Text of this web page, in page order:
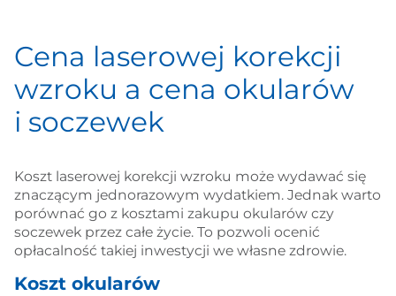
Cena laserowej korekcji
wzroku a cena okularów
i soczewek
Koszt laserowej korekcji wzroku może wydawać się
znaczącym jednorazowym wydatkiem. Jednak warto
porównać go z kosztami zakupu okularów czy
soczewek przez całe życie. To pozwoli ocenić
opłacalność takiej inwestycji we własne zdrowie.
Koszt okularów